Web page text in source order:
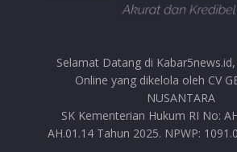
Selamat Datang di
Online yang dikelola oleh CV
NUSANTARA
SK Kementerian Hukum RI No:
AH.01.14 Tahun 2025. NPWP: